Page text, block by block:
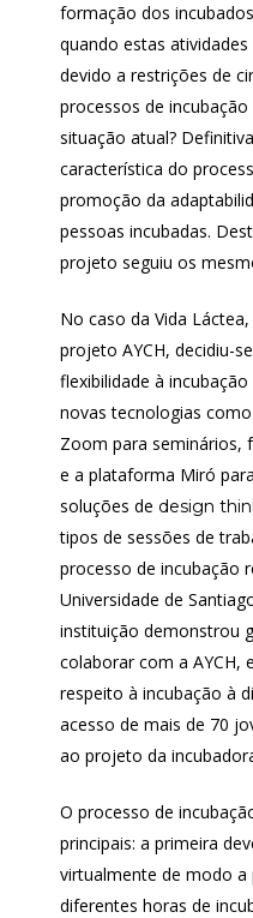
formação dos
quando estas
devido a restrições de
processos de
situação atual?
característica do
promoção da
pessoas incubadas.
projeto seguiu os
No caso da Vida
projeto AYCH, decidiu-
flexibilidade à
novas tecnologias
Zoom para seminários,
e a plataforma Miró
soluções de design
tipos de sessões de
processo de incubação
Universidade de
instituição demonstrou
colaborar com a AYCH,
respeito à incubação à
acesso de mais de 70
ao projeto da
O processo de
principais: a primeira
virtualmente de modo a
diferentes horas de